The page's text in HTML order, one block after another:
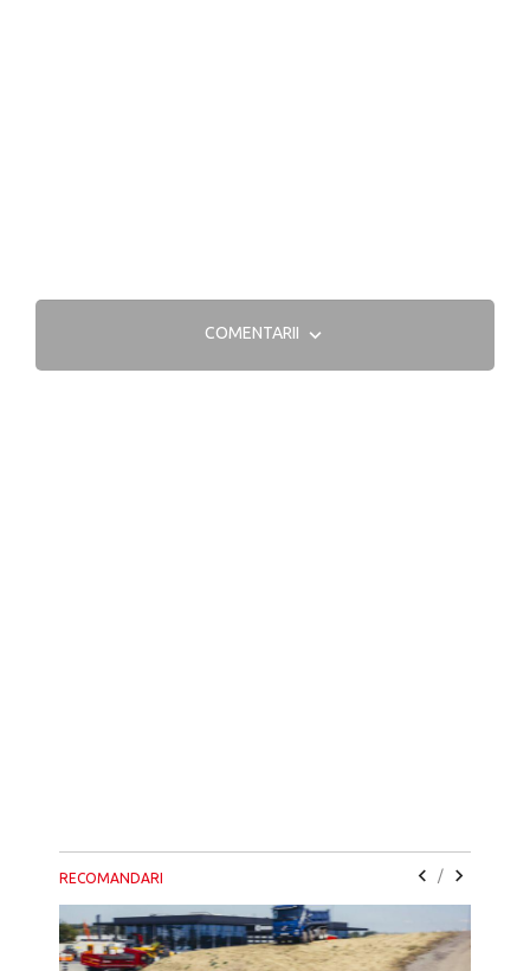
COMENTARII
RECOMANDARI /